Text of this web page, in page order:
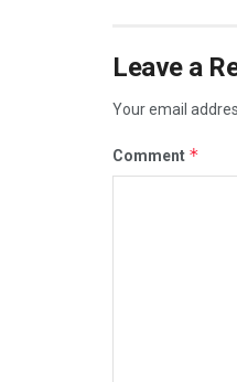
Leave a
Your email
Comment *